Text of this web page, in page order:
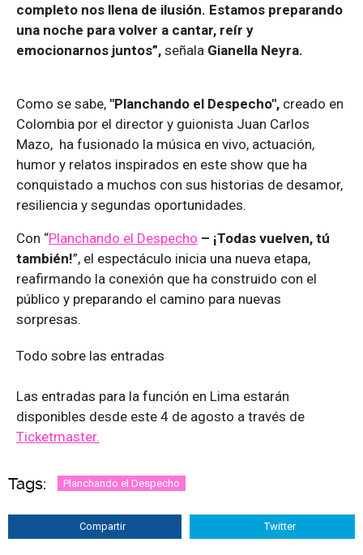
completo nos llena de ilusión. Estamos preparando
una noche para volver a cantar, reír y
emocionarnos juntos”, señala Gianella Neyra.
Como se sabe, "Planchando el Despecho", creado en
Colombia por el director y guionista Juan Carlos
Mazo, ha fusionado la música en vivo, actuación,
humor y relatos inspirados en este show que ha
conquistado a muchos con sus historias de desamor,
resiliencia y segundas oportunidades.
Con “Planchando el Despecho – ¡Todas vuelven, tú
también!”, el espectáculo inicia una nueva etapa,
reafirmando la conexión que ha construido con el
público y preparando el camino para nuevas
sorpresas.
Todo sobre las entradas
Las entradas para la función en Lima estarán
disponibles desde este 4 de agosto a través de
Ticketmaster.
Tags: Planchando el Despecho
Compartir Twitter